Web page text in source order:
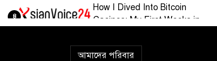
How I Dived Into Bitcoin
Casinos: My First Weeks in
৪
Guía paso a paso para
আমাদের পরিবার